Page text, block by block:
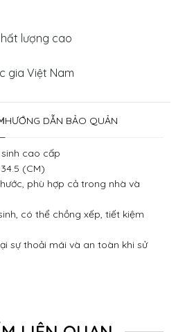
lượng cao
gia Việt Nam
HƯỚNG DẪN BẢO QUẢN
cao cấp
(CM)
phù hợp cả trong nhà và
có thể chồng xếp, tiết kiệm
sự thoải mái và an toàn khi sử